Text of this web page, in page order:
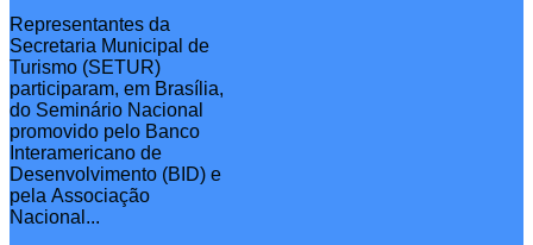
Representantes da
Secretaria Municipal de
Turismo (SETUR)
participaram, em Brasília,
do Seminário Nacional
promovido pelo Banco
Interamericano de
Desenvolvimento (BID) e
pela Associação
Nacional...